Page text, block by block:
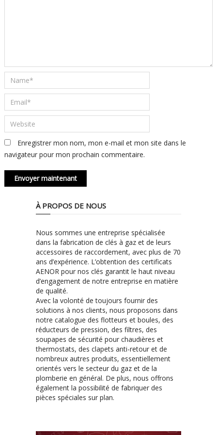
Enregistrer mon nom, mon e-mail et mon site dans le
navigateur pour mon prochain commentaire.
À PROPOS DE NOUS
Nous sommes une entreprise spécialisée
dans la fabrication de clés à gaz et de leurs
accessoires de raccordement, avec plus de 70
ans d’expérience. L’obtention des certificats
AENOR pour nos clés garantit le haut niveau
d’engagement de notre entreprise en matière
de qualité.
Avec la volonté de toujours fournir des
solutions à nos clients, nous proposons dans
notre catalogue des flotteurs et boules, des
réducteurs de pression, des filtres, des
soupapes de sécurité pour chaudières et
thermostats, des clapets anti-retour et de
nombreux autres produits, essentiellement
orientés vers le secteur du gaz et de la
plomberie en général. De plus, nous offrons
également la possibilité de fabriquer des
pièces spéciales sur plan.